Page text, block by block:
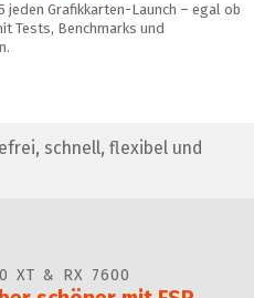
Grafikkarten-Launch – egal ob
Tests, Benchmarks und
schnell, flexibel und
XT & RX 7600